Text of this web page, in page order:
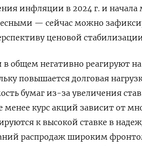
инфляции в 2024 г. и начала
— сейчас можно
ценовой
в общем негативно реагируют
повышается долговая
бумаг из-за увеличения
менее курс акций зависит от
к высокой ставке в
распродаж широким